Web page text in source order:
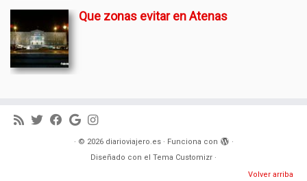
Que zonas evitar en Atenas
· © 2026 diarioviajero.es· Funciona con
·
Diseñado con el Tema Customizr ·
Volver arriba